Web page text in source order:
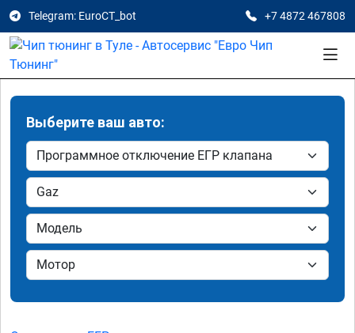
Telegram: EuroCT_bot +7 4872 467808
Выберите ваш авто: